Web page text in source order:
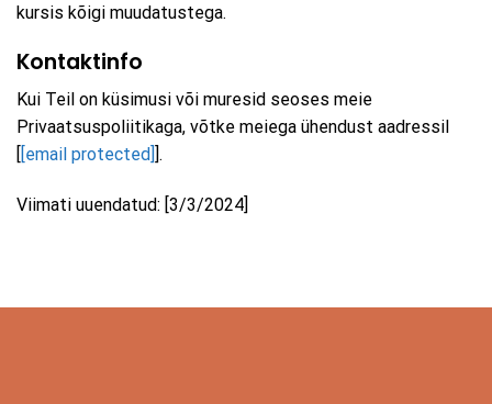
kursis kõigi muudatustega.
Kontaktinfo
Kui Teil on küsimusi või muresid seoses meie
Privaatsuspoliitikaga, võtke meiega ühendust aadressil
[email protected] ].
Viimati uuendatud: [3/3/2024]